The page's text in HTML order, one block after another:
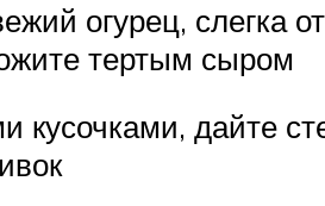
огурец,
тертым сыром
дайте